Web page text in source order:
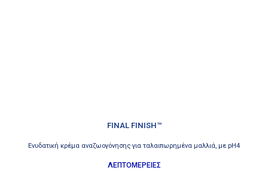
FINAL FINISH™
Ενυδατική κρέμα αναζωογόνησης για ταλαιπωρημένα μαλλιά, με pH4
ΛΕΠΤΟΜΕΡΕΙΕΣ